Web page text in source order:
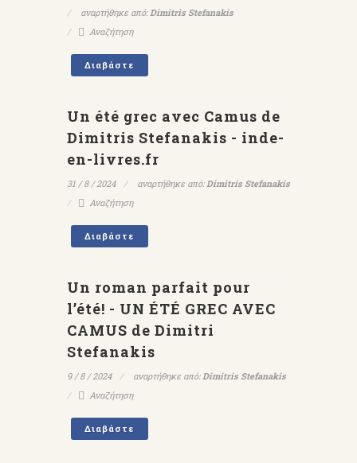
αναρτήθηκε από:Dimitris Stefanakis
Αναζήτηση
Διαβάστε
Un été grec avec Camus de
Dimitris Stefanakis - inde-
en-livres.fr
31 / 8 / 2024 αναρτήθηκε από:Dimitris Stefanakis
Αναζήτηση
Διαβάστε
Un roman parfait pour
l’été! - UN ÉTÉ GREC AVEC
CAMUS de Dimitri
Stefanakis
9 / 8 / 2024 αναρτήθηκε από:Dimitris Stefanakis
Αναζήτηση
Διαβάστε